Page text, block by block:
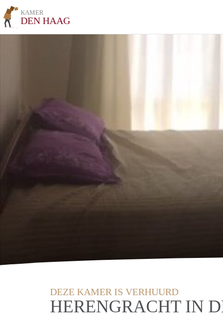
KAMER
DEN HAAG
DEZE KAMER IS VERHUURD
HERENGRACHT IN